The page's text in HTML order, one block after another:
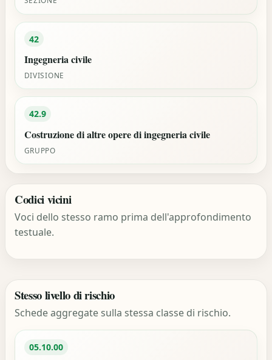
42
Ingegneria civile
DIVISIONE
42.9
Costruzione di altre opere di ingegneria civile
GRUPPO
Codici vicini
Voci dello stesso ramo prima dell'approfondimento
testuale.
Stesso livello di rischio
Schede aggregate sulla stessa classe di rischio.
05.10.00